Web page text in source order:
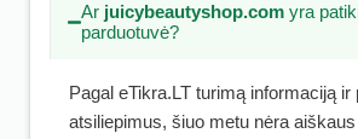
Ar juicybeautyshop.com yra
parduotuvė?
Pagal eTikra.LT turimą informaciją ir
atsiliepimus, šiuo metu nėra